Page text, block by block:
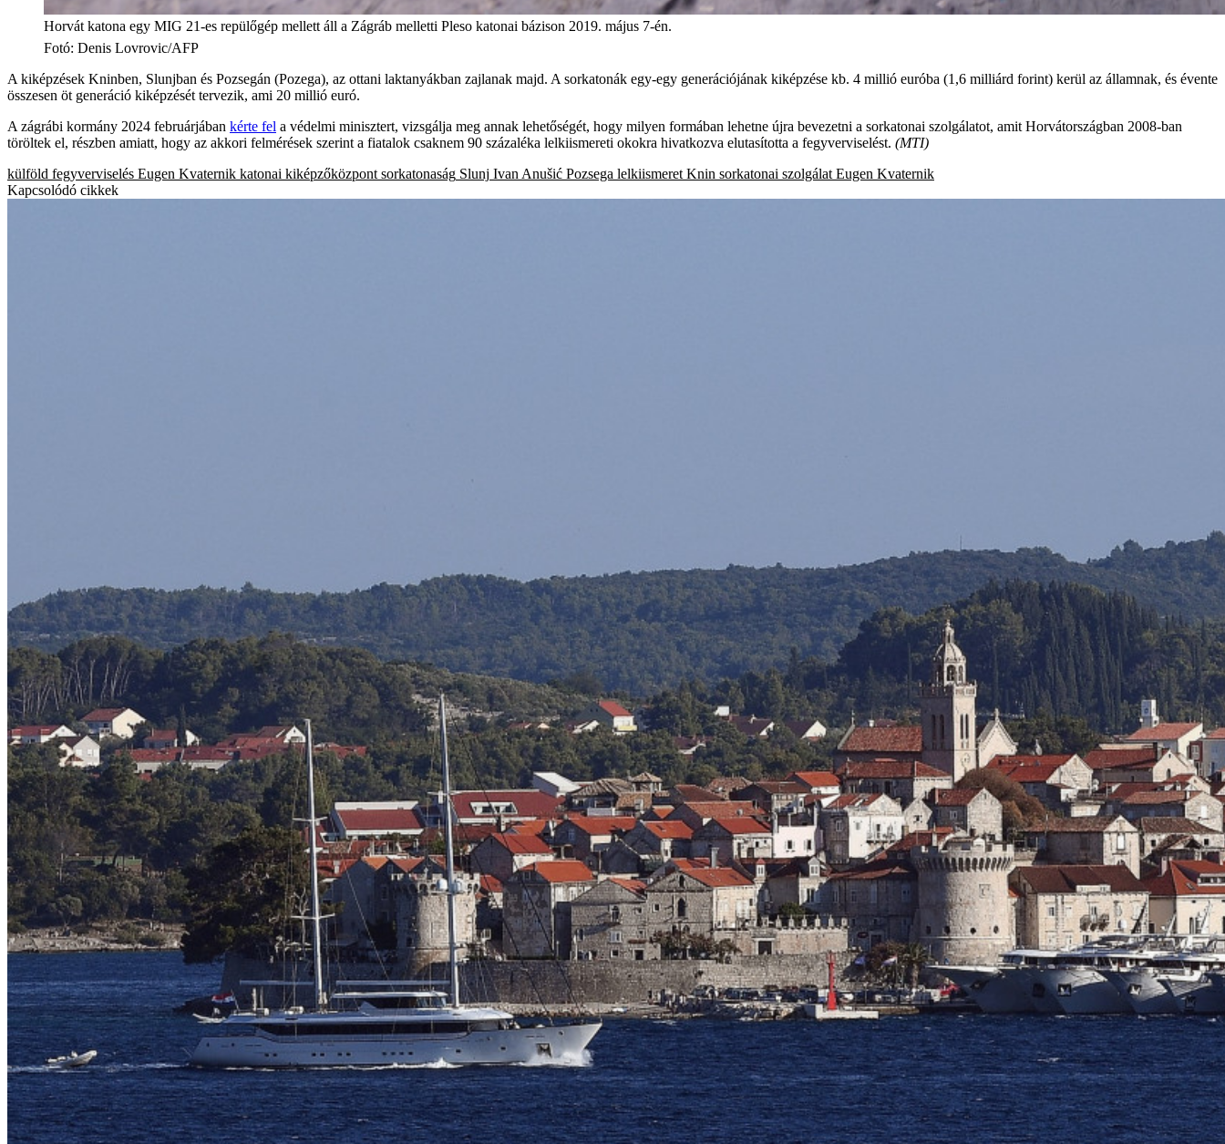
Horvát katona egy MIG 21-es repülőgép mellett áll a Zágráb melletti Pleso katonai bázison 2019. május 7-én.
Fotó: Denis Lovrovic/AFP
A kiképzések Kninben, Slunjban és Pozsegán (Pozega), az ottani laktanyákban zajlanak majd. A sorkatonák egy-egy generációjának kiképzése kb. 4 millió euróba (1,6 milliárd forint) kerül az államnak, és évente
összesen öt generáció kiképzését tervezik, ami 20 millió euró.
A zágrábi kormány 2024 februárjában kérte fel a védelmi minisztert, vizsgálja meg annak lehetőségét, hogy milyen formában lehetne újra bevezetni a sorkatonai szolgálatot, amit Horvátországban 2008-ban
töröltek el, részben amiatt, hogy az akkori felmérések szerint a fiatalok csaknem 90 százaléka lelkiismereti okokra hivatkozva elutasította a fegyverviselést. (MTI)
külföld fegyverviselés Eugen Kvaternik katonai kiképzőközpont sorkatonaság Slunj Ivan Anušić Pozsega lelkiismeret Knin sorkatonai szolgálat Eugen Kvaternik
Kapcsolódó cikkek